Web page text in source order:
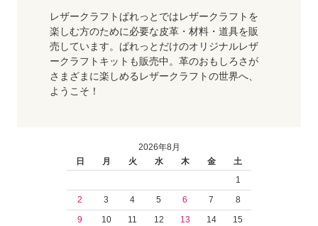
レザークラフトぱれっとではレザークラフトを
楽しむ方のために必要な皮革・材料・道具を販
売しています。ぱれっとだけのオリジナルレザ
ークラフトキットも販売中。革のおもしろさが
さまざまに楽しめるレザークラフトの世界へ、
ようこそ！
2026年8月
日
月 火 水 木 金
土
1
2
3 4 5 6 7
8
9
10 11 12 13 14
15